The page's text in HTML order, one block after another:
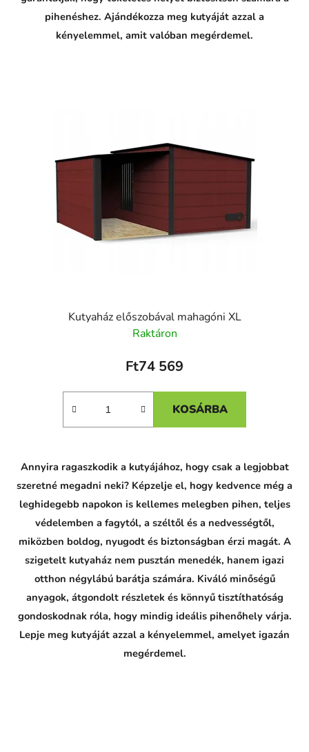
pihenéshez. Ajándékozza meg kutyáját azzal a
kényelemmel, amit valóban megérdemel.
Kutyaház előszobával mahagóni XL
Raktáron
Ft74 569
KOSÁRBA
Annyira ragaszkodik a kutyájához, hogy csak a legjobbat
szeretné megadni neki? Képzelje el, hogy kedvence még a
leghidegebb napokon is kellemes melegben pihen, teljes
védelemben a fagytól, a széltől és a nedvességtől,
miközben boldog, nyugodt és biztonságban érzi magát. A
szigetelt kutyaház nem pusztán menedék, hanem igazi
otthon négylábú barátja számára. Kiváló minőségű
anyagok, átgondolt részletek és könnyű tisztíthatóság
gondoskodnak róla, hogy mindig ideális pihenőhely várja.
Lepje meg kutyáját azzal a kényelemmel, amelyet igazán
megérdemel.